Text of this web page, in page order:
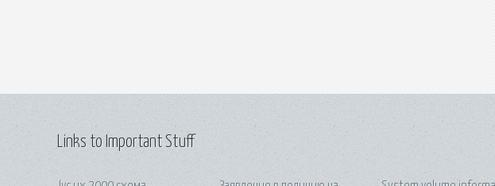
Links to Important Stuff